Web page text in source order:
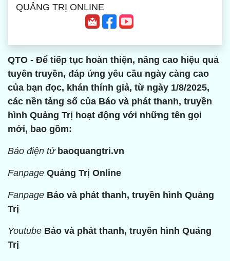
QUẢNG TRỊ ONLINE
QTO - Để tiếp tục hoàn thiện, nâng cao hiệu quả
tuyên truyền, đáp ứng yêu cầu ngày càng cao
của bạn đọc, khán thính giả, từ ngày 1/8/2025,
các nền tảng số của Báo và phát thanh, truyền
hình Quảng Trị hoạt động với những tên gọi
mới, bao gồm:
Báo điện tử baoquangtri.vn
Fanpage Quảng Trị Online
Fanpage Báo và phát thanh, truyền hình Quảng
Trị
Youtube Báo và phát thanh, truyền hình Quảng
Trị